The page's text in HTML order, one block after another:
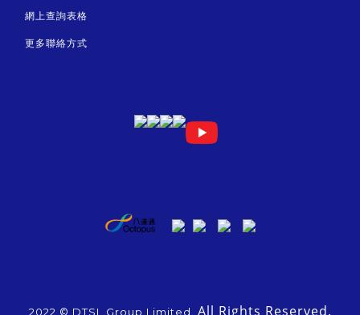
網上查詢表格
更多聯絡方式
2022 © DTSL Group Limited. All Rights Reserved.